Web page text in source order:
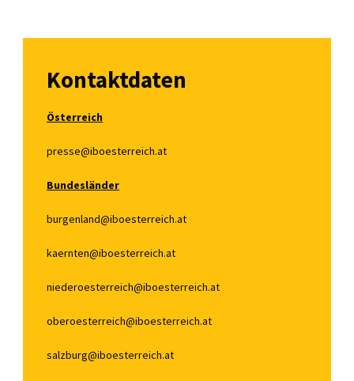
Kontaktdaten
Österreich
presse@iboesterreich.at
Bundesländer
burgenland@iboesterreich.at
kaernten@iboesterreich.at
niederoesterreich@iboesterreich.at
oberoesterreich@iboesterreich.at
salzburg@iboesterreich.at